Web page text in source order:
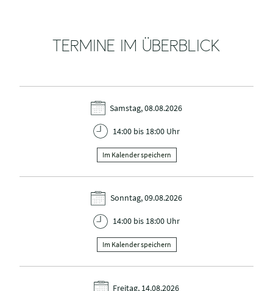
TERMINE IM ÜBERBLICK
Samstag, 08.08.2026
14:00 bis 18:00 Uhr
Im Kalender speichern
Sonntag, 09.08.2026
14:00 bis 18:00 Uhr
Im Kalender speichern
Freitag, 14.08.2026